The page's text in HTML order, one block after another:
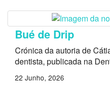
Bué de Drip
Crónica da autoria de
dentista, publicada na
22 Junho, 2026